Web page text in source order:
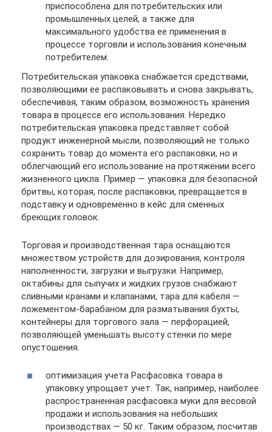
приспособлена для потребительских или
промышленных целей, а также для
максимального удобства ее применения в
процессе торговли и использования конечным
потребителем.
Потребительская упаковка снабжается средствами,
позволяющими ее распаковывать и снова закрывать,
обеспечивая, таким образом, возможность хранения
товара в процессе его использования. Нередко
потребительская упаковка представляет собой
продукт инженерной мысли, позволяющий не только
сохранить товар до момента его распаковки, но и
облегчающий его использование на протяжении всего
жизненного цикла. Пример — упаковка для безопасной
бритвы, которая, после распаковки, превращается в
подставку и одновременно в кейс для сменных
бреющих головок.
Торговая и производственная тара оснащаются
множеством устройств для дозирования, контроля
наполненности, загрузки и выгрузки. Например,
октабины для сыпучих и жидких грузов снабжают
сливными кранами и клапанами, тара для кабеля —
ложементом-барабаном для разматывания бухты,
контейнеры для торгового зала — перфорацией,
позволяющей уменьшать высоту стенки по мере
опустошения.
оптимизация учета Расфасовка товара в
упаковку упрощает учет. Так, например, наиболее
распространенная расфасовка муки для весовой
продажи и использования на небольших
производствах — 50 кг. Таким образом, посчитав